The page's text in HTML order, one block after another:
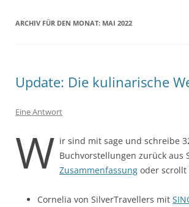
ARCHIV FÜR DEN MONAT: MAI 2022
Update: Die kulinarische
Eine Antwort
W ir sind mit sage und schreibe
Buchvorstellungen zurück aus
Zusammenfassung oder scrollt
Cornelia von SilverTravellers mit